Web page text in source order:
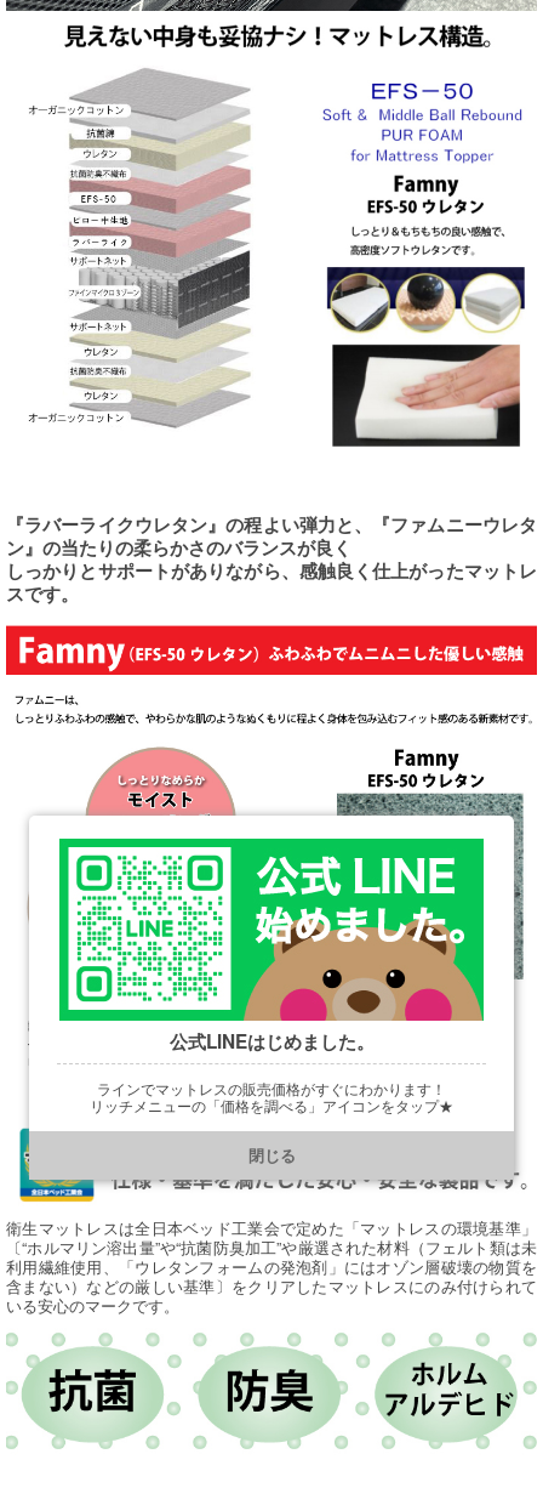
『ラバーライクウレタン』の程よい弾力と、『ファムニーウレタ
ン』の当たりの柔らかさのバランスが良く
しっかりとサポートがありながら、感触良く仕上がったマットレ
スです。
衛生マットレスは全日本ベッド工業会で定めた「マットレスの環境基準」
〔“ホルマリン溶出量”や“抗菌防臭加工”や厳選された材料（フェルト類は未
利用繊維使用、「ウレタンフォームの発泡剤」にはオゾン層破壊の物質を
含まない）などの厳しい基準〕をクリアしたマットレスにのみ付けられて
いる安心のマークです。
公式LINEはじめました。
ラインでマットレスの販売価格がすぐにわかります！
リッチメニューの「価格を調べる」アイコンをタップ★
https://line.me/R/ti/p/@901ptzjz
閉じる